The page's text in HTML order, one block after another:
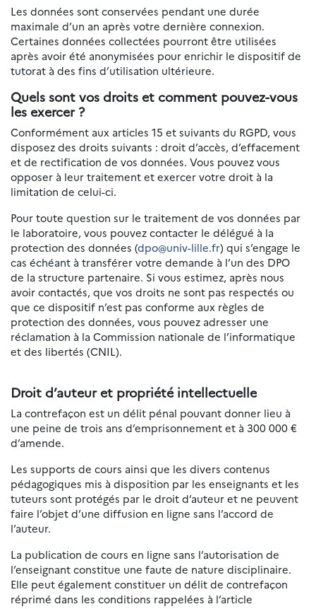
Les données sont conservées pendant une durée
maximale d’un an après votre dernière connexion.
Certaines données collectées pourront être utilisées
après avoir été anonymisées pour enrichir le dispositif de
tutorat à des fins d’utilisation ultérieure.
Quels sont vos droits et comment pouvez-vous
les exercer ?
Conformément aux articles 15 et suivants du RGPD, vous
disposez des droits suivants : droit d’accès, d’effacement
et de rectification de vos données. Vous pouvez vous
opposer à leur traitement et exercer votre droit à la
limitation de celui-ci.
Pour toute question sur le traitement de vos données par
le laboratoire, vous pouvez contacter le délégué à la
protection des données (dpo@univ-lille.fr) qui s’engage le
cas échéant à transférer votre demande à l’un des DPO
de la structure partenaire. Si vous estimez, après nous
avoir contactés, que vos droits ne sont pas respectés ou
que ce dispositif n’est pas conforme aux règles de
protection des données, vous pouvez adresser une
réclamation à la Commission nationale de l’informatique
et des libertés (CNIL).
Droit d’auteur et propriété intellectuelle
La contrefaçon est un délit pénal pouvant donner lieu à
une peine de trois ans d’emprisonnement et à 300 000 €
d’amende.
Les supports de cours ainsi que les divers contenus
pédagogiques mis à disposition par les enseignants et les
tuteurs sont protégés par le droit d’auteur et ne peuvent
faire l’objet d’une diffusion en ligne sans l’accord de
l’auteur.
La publication de cours en ligne sans l’autorisation de
l’enseignant constitue une faute de nature disciplinaire.
Elle peut également constituer un délit de contrefaçon
réprimé dans les conditions rappelées à l’article